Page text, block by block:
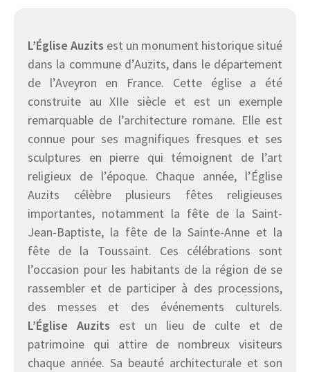
L’Église Auzits est un monument historique situé
dans la commune d’Auzits, dans le département
de l’Aveyron en France. Cette église a été
construite au XIIe siècle et est un exemple
remarquable de l’architecture romane. Elle est
connue pour ses magnifiques fresques et ses
sculptures en pierre qui témoignent de l’art
religieux de l’époque. Chaque année, l’Église
Auzits célèbre plusieurs fêtes religieuses
importantes, notamment la fête de la Saint-
Jean-Baptiste, la fête de la Sainte-Anne et la
fête de la Toussaint. Ces célébrations sont
l’occasion pour les habitants de la région de se
rassembler et de participer à des processions,
des messes et des événements culturels.
L’Église Auzits est un lieu de culte et de
patrimoine qui attire de nombreux visiteurs
chaque année. Sa beauté architecturale et son